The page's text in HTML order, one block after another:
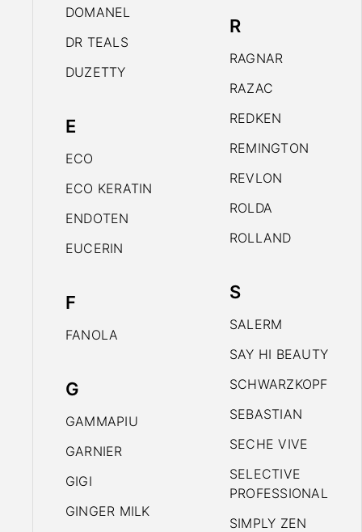
DOMANEL
DR TEALS
DUZETTY
E
ECO
ECO KERATIN
ENDOTEN
EUCERIN
F
FANOLA
G
GAMMAPIU
GARNIER
GIGI
GINGER MILK
R
RAGNAR
RAZAC
REDKEN
REMINGTON
REVLON
ROLDA
ROLLAND
S
SALERM
SAY HI BEAUTY
SCHWARZKOPF
SEBASTIAN
SECHE VIVE
SELECTIVE
PROFESSIONAL
SIMPLY ZEN